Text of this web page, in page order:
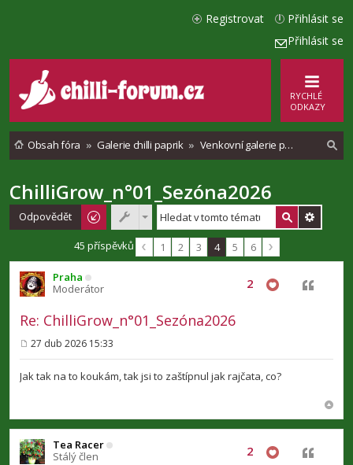
Přihlásit se
Přihlásit se
Registrovat
RYCHLÉ
ODKAZY
Obsah fóra Galerie chilli paprik Venkovní galerie pěstování chilli
ChilliGrow_n°01_Sezóna2026
Odpovědět
45 příspěvků 1 2 3 4 5 6
Praha
Moderátor
Re: ChilliGrow_n°01_Sezóna2026
2 Citovat
ř
í
v
e
k
27 dub 2026 15:33
Jak tak na to koukám, tak jsi to zaštípnul jak rajčata, co?
Tea Racer
Stálý člen
2 Citovat